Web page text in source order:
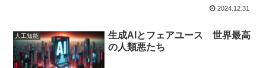
2024.12.31
人工知能
生成AIとフェアユース 世界最高
の人類悪たち